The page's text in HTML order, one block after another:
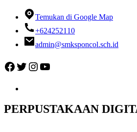
Temukan di Google Map
+624252110
admin@smksponcol.sch.id
Facebook
Twitter
Instagram
YouTube
PERPUSTAKAAN